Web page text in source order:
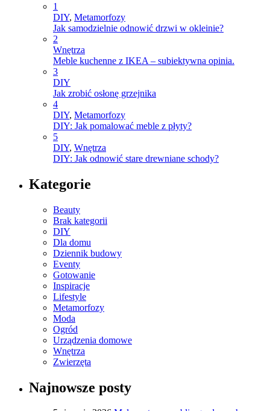
1
DIY, Metamorfozy
Jak samodzielnie odnowić drzwi w okleinie?
2
Wnętrza
Meble kuchenne z IKEA – subiektywna opinia.
3
DIY
Jak zrobić osłonę grzejnika
4
DIY, Metamorfozy
DIY: Jak pomalować meble z płyty?
5
DIY, Wnętrza
DIY: Jak odnowić stare drewniane schody?
Kategorie
Beauty
Brak kategorii
DIY
Dla domu
Dziennik budowy
Eventy
Gotowanie
Inspiracje
Lifestyle
Metamorfozy
Moda
Ogród
Urządzenia domowe
Wnętrza
Zwierzęta
Najnowsze posty